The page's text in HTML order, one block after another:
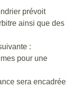
prévoit
ainsi que des
:
pour une
sera encadrée